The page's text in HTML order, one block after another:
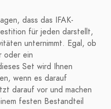
dass das IFAK-
für jeden darstellt,
unternimmt. Egal, ob
oder ein
Set wird Ihnen
wenn es darauf
darauf vor und machen
festen Bestandteil